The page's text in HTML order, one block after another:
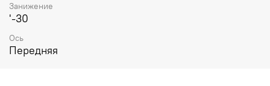
Занижение
'-30
Ось
Передняя